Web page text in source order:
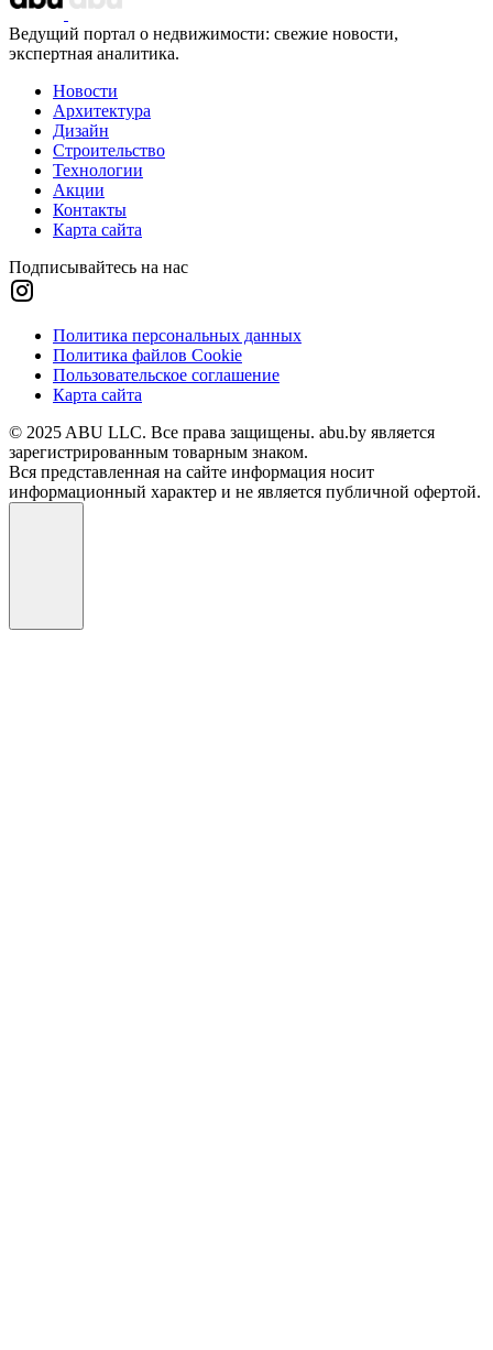
Ведущий портал о недвижимости: свежие новости,
экспертная аналитика.
Новости
Архитектура
Дизайн
Строительство
Технологии
Акции
Контакты
Карта сайта
Подписывайтесь на нас
Политика персональных данных
Политика файлов Cookie
Пользовательское соглашение
Карта сайта
© 2025 ABU LLC. Все права защищены. abu.by является
зарегистрированным товарным знаком.
Вся представленная на сайте информация носит
информационный характер и не является публичной офертой.